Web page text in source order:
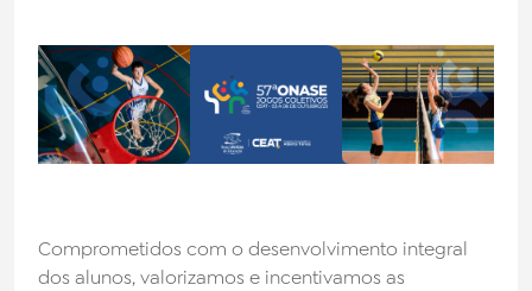
Institucional
Noticias
Fale Conosco
Comprometidos com o desenvolvimento integral
dos alunos, valorizamos e incentivamos as